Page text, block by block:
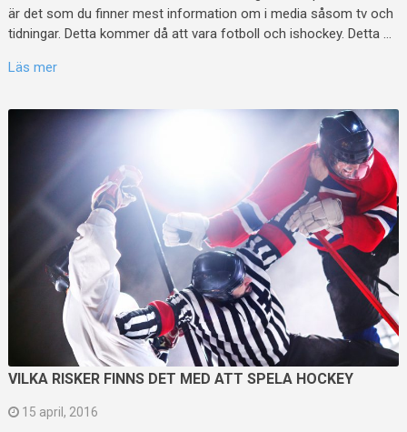
är det som du finner mest information om i media såsom tv och
tidningar. Detta kommer då att vara fotboll och ishockey. Detta …
Läs mer
VILKA RISKER FINNS DET MED ATT SPELA HOCKEY
15 april, 2016